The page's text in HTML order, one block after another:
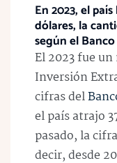
En 2023, el
dólares, la
según el
El 2023 fue
Inversión
cifras del
el país atrajo
pasado, la
decir, desde